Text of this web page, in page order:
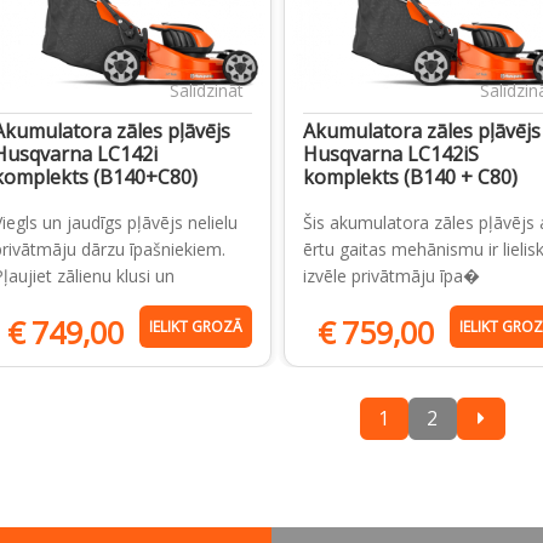
Salīdzināt
zāles pļāvējs
LC142i
(B140+C80)
un jaudīgs pļāvējs nelielu
dārzu īpašniekiem.
zālienu klusi un
€749,00 IELIKT GROZĀ
Akumulatora zāles pļāvējs
Husqvarna LC142iS
komplekts (B140 + C80)
Šis akumulatora zāles pļāvējs
ērtu gaitas mehānismu ir
izvēle privātmāju īpa�
€759,00 IELIKT
1 2